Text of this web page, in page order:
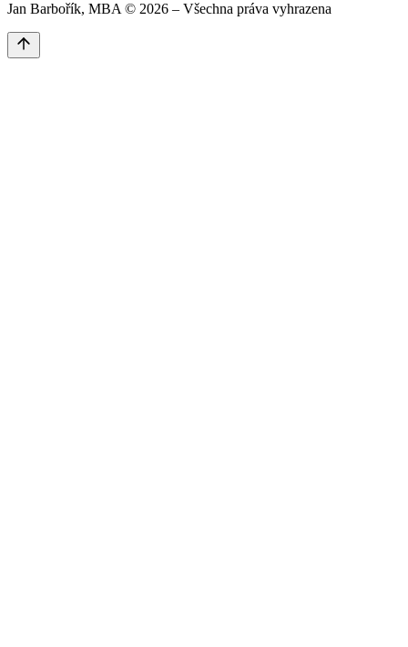
Jan Barbořík, MBA © 2026 – Všechna práva vyhrazena